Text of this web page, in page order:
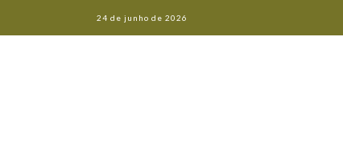
24 de junho de 2026